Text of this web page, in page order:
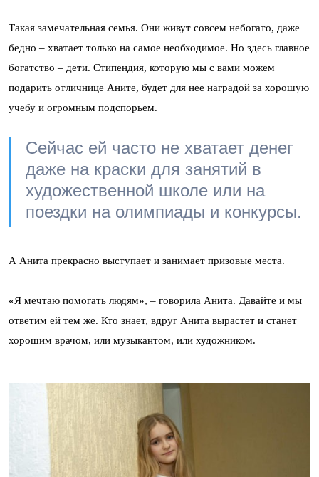
Такая замечательная семья. Они живут совсем небогато, даже
бедно – хватает только на самое необходимое. Но здесь главное
богатство – дети. Стипендия, которую мы с вами можем
подарить отличнице Аните, будет для нее наградой за хорошую
учебу и огромным подспорьем.
Сейчас ей часто не хватает денег
даже на краски для занятий в
художественной школе или на
поездки на олимпиады и конкурсы.
А Анита прекрасно выступает и занимает призовые места.
«Я мечтаю помогать людям», – говорила Анита. Давайте и мы
ответим ей тем же. Кто знает, вдруг Анита вырастет и станет
хорошим врачом, или музыкантом, или художником.